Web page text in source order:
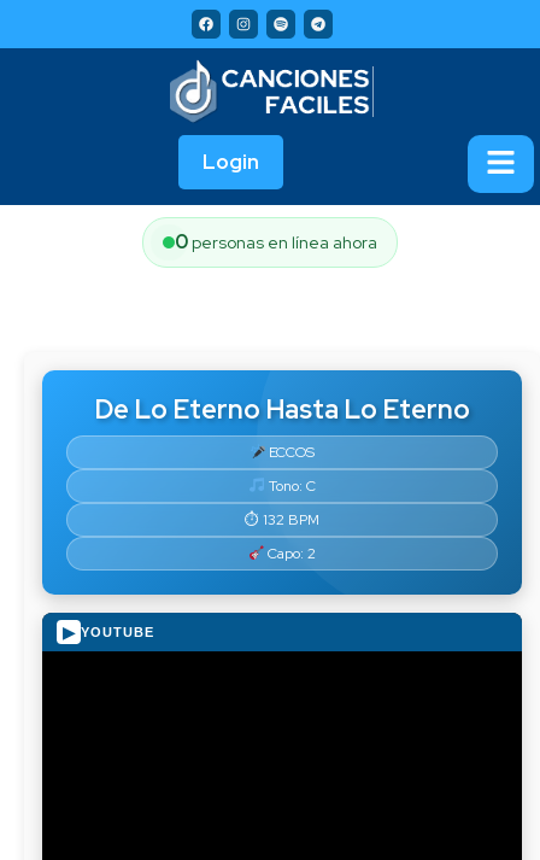
Login
0 personas en línea ahora
De Lo Eterno Hasta Lo Eterno
ECCOS
Tono: C
⏱ 132 BPM
Capo: 2
▶ YOUTUBE